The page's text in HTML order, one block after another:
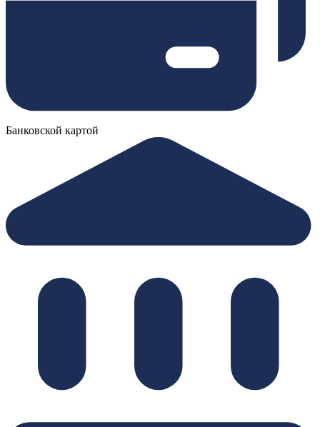
Банковской картой